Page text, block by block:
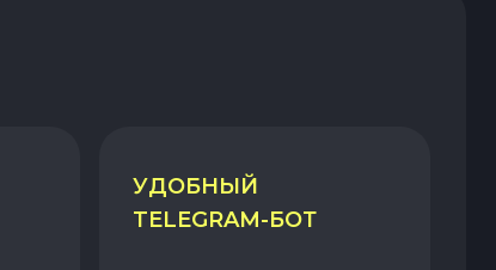
УДОБНЫЙ
TELEGRAM-БОТ